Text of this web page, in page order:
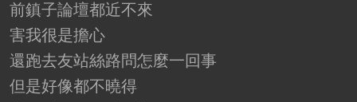
前鎮子論壇都近不來
害我很是擔心
還跑去友站絲路問怎麼一回事
但是好像都不曉得